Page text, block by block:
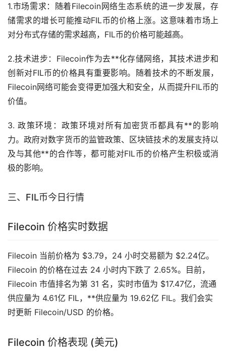
1.市场需求：随着Filecoin网络生态系统的进一步发展，存
储需求的增长可能推动FIL币的价格上涨。这意味着市场上
对分布式存储的需求越高，FIL币的价格可能越高。
2.技术进步：Filecoin作为去**化存储网络，其技术进步和
创新对FIL币的价格具有重要影响。随着技术的不断发展，
Filecoin网络可能会变得更加强大和安全，从而提升FIL币的
价值。
3. 政策环境：政策环境对所有加密货币都具有**的影响
力。政府对数字货币的监管政策、区块链技术的发展支持以
及与其他**的合作等，都可能对FIL币的价格产生积极或消
极的影响。
三、FIL币今日行情
Filecoin 价格实时数据
Filecoin 当前价格为 $3.79，24 小时交易额为 $2.24亿。
Filecoin 的价格在过去 24 小时内下跌了 2.65%。目前，
Filecoin 市值排名为第 31 名，实时市值为 $17.47亿，流通
供应量为 4.61亿 FIL，**供应量为 19.62亿 FIL。我们会实
时更新 Filecoin/USD 的价格。
Filecoin 价格表现 (美元)